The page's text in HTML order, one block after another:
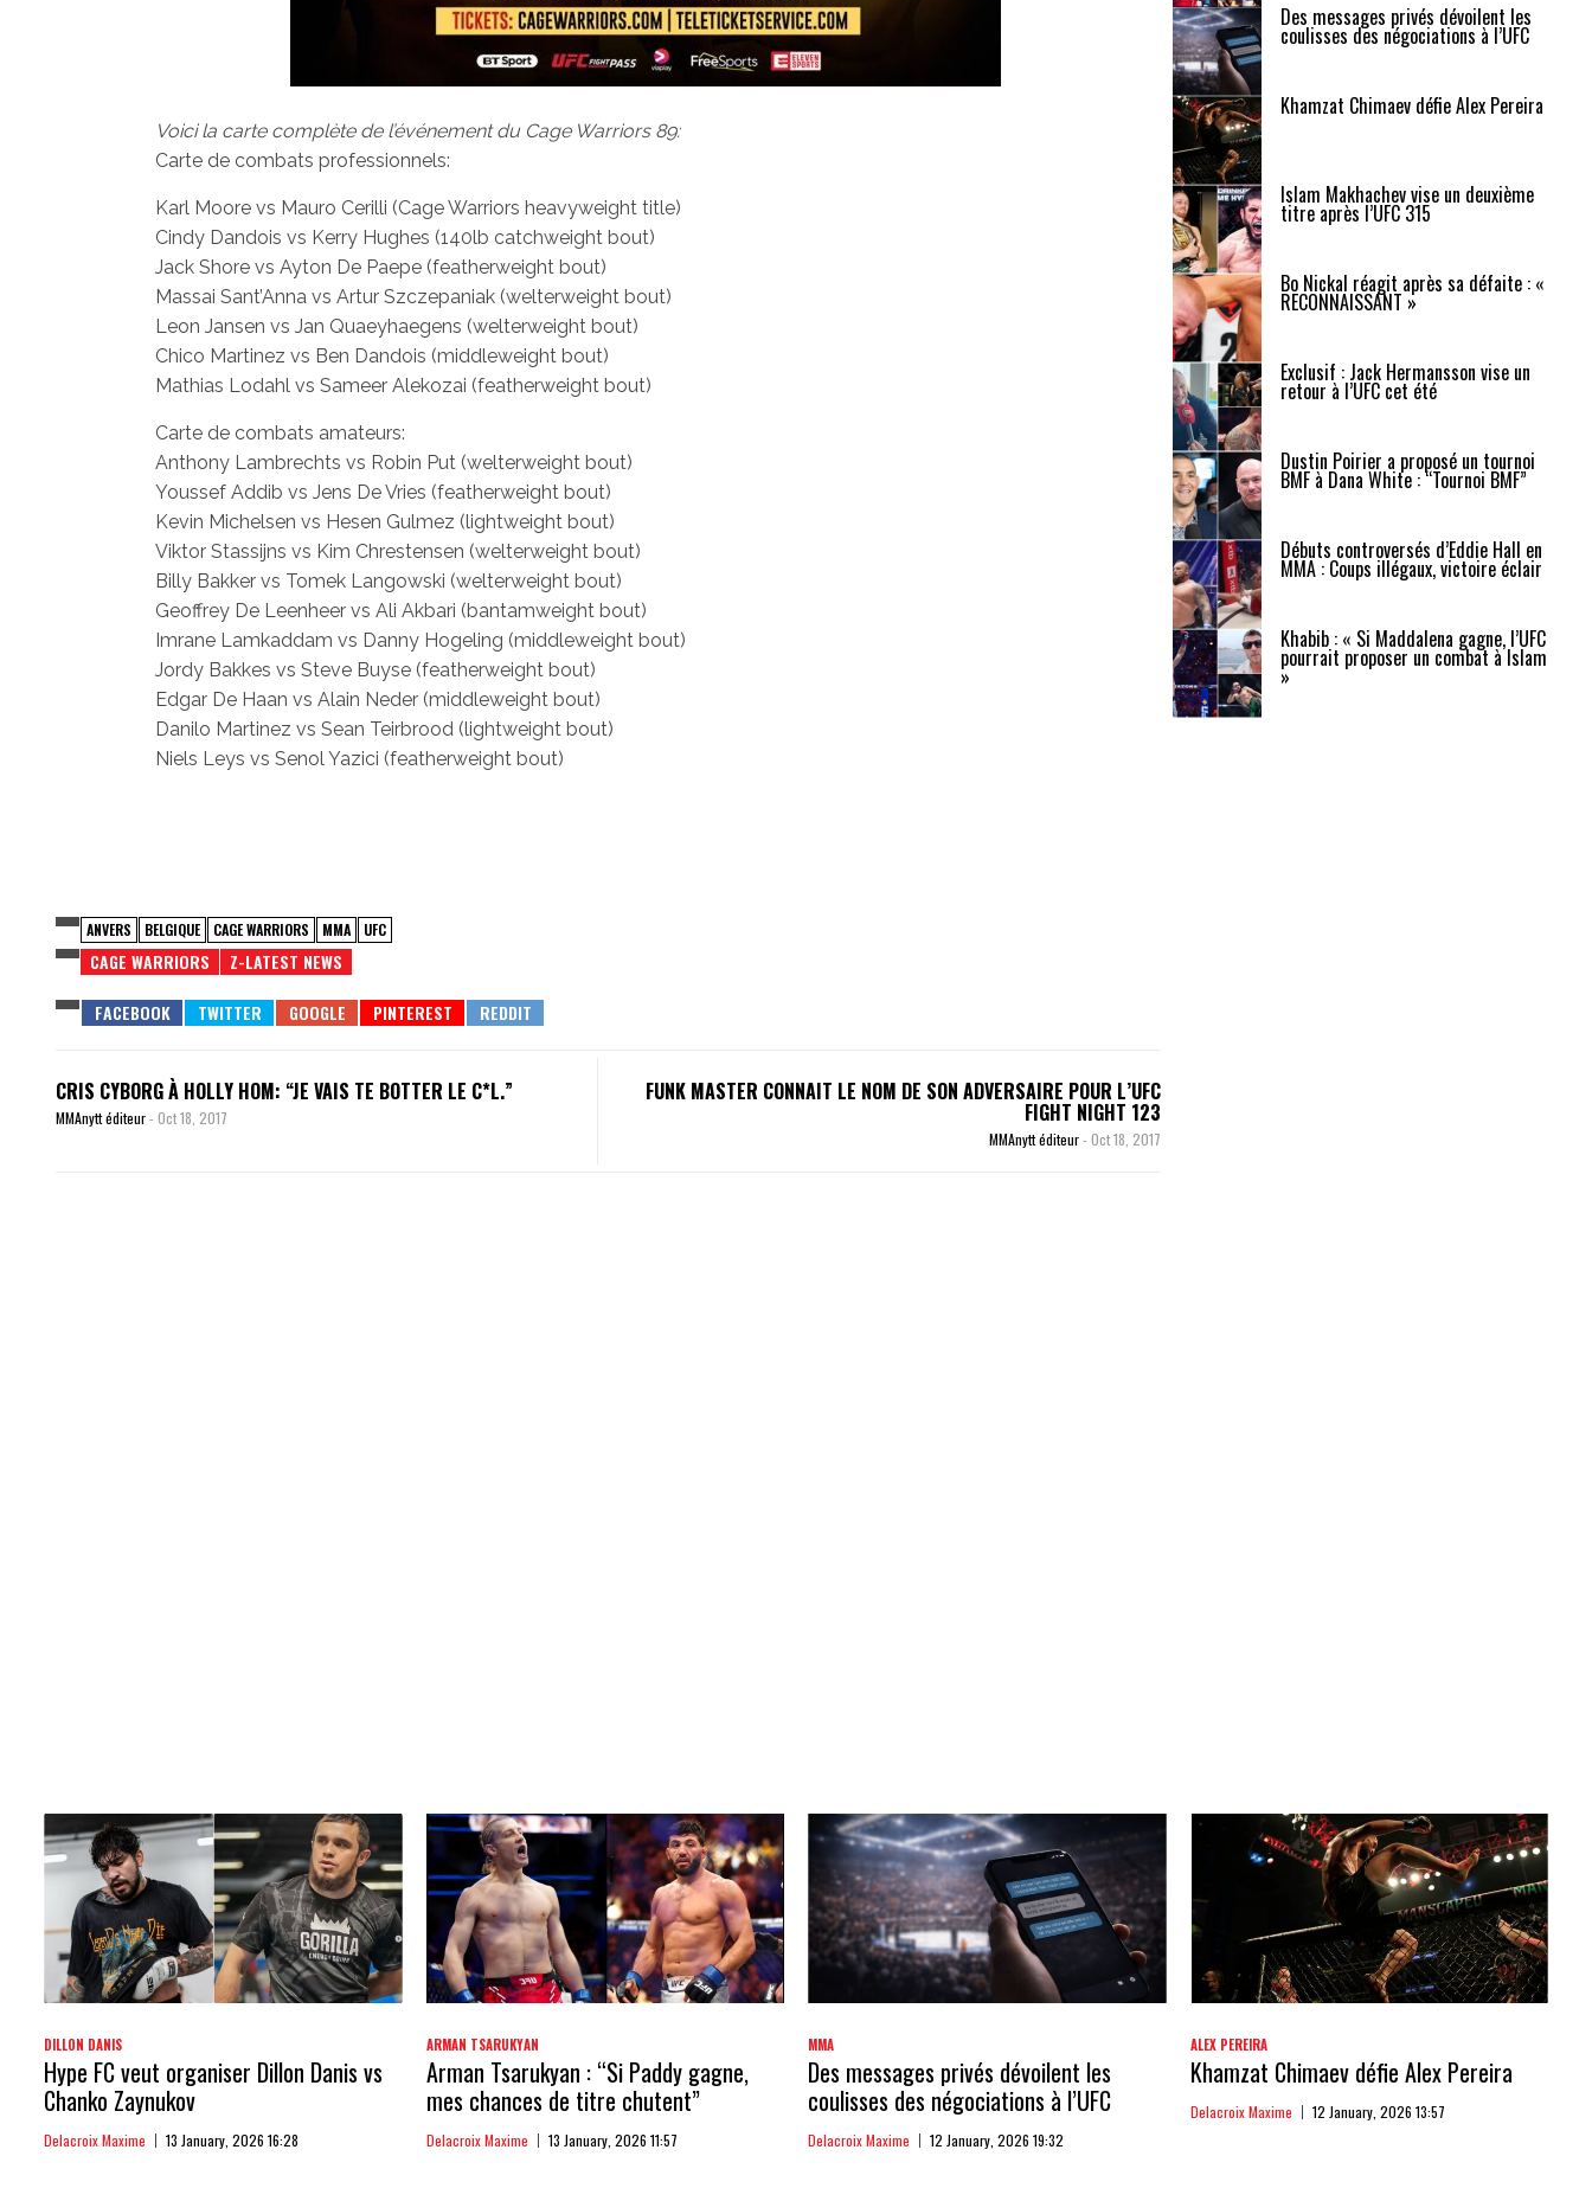
Voici la carte complète de l’événement du Cage Warriors 89:
Carte de combats professionnels:
Karl Moore vs Mauro Cerilli (Cage Warriors heavyweight title)
Cindy Dandois vs Kerry Hughes (140lb catchweight bout)
Jack Shore vs Ayton De Paepe (featherweight bout)
Massai Sant’Anna vs Artur Szczepaniak (welterweight bout)
Leon Jansen vs Jan Quaeyhaegens (welterweight bout)
Chico Martinez vs Ben Dandois (middleweight bout)
Mathias Lodahl vs Sameer Alekozai (featherweight bout)
Carte de combats amateurs:
Anthony Lambrechts vs Robin Put (welterweight bout)
Youssef Addib vs Jens De Vries (featherweight bout)
Kevin Michelsen vs Hesen Gulmez (lightweight bout)
Viktor Stassijns vs Kim Chrestensen (welterweight bout)
Billy Bakker vs Tomek Langowski (welterweight bout)
Geoffrey De Leenheer vs Ali Akbari (bantamweight bout)
Imrane Lamkaddam vs Danny Hogeling (middleweight bout)
Jordy Bakkes vs Steve Buyse (featherweight bout)
Edgar De Haan vs Alain Neder (middleweight bout)
Danilo Martinez vs Sean Teirbrood (lightweight bout)
Niels Leys vs Senol Yazici (featherweight bout)
ANVERS BELGIQUE CAGE WARRIORS MMA UFC
CAGE WARRIORS Z-LATEST NEWS
CRIS CYBORG À HOLLY HOM: “JE VAIS TE BOTTER LE C*L.”
MMAnytt éditeur- Oct 18, 2017
FUNK MASTER CONNAIT LE NOM DE SON ADVERSAIRE POUR L’UFC
FIGHT NIGHT 123
MMAnytt éditeur- Oct 18, 2017
Des messages privés dévoilent les
coulisses des négociations à l’UFC
Khamzat Chimaev défie Alex Pereira
Islam Makhachev vise un deuxième
titre après l’UFC 315
Bo Nickal réagit après sa défaite : «
RECONNAISSANT »
Exclusif : Jack Hermansson vise un
retour à l’UFC cet été
Dustin Poirier a proposé un tournoi
BMF à Dana White : “Tournoi BMF”
Débuts controversés d’Eddie Hall en
MMA : Coups illégaux, victoire éclair
Khabib : « Si Maddalena gagne, l’UFC
pourrait proposer un combat à Islam
»
DILLON DANIS
Hype FC veut organiser Dillon Danis vs
Chanko Zaynukov
Delacroix Maxime 13 January, 2026 16:28
ARMAN TSARUKYAN
Arman Tsarukyan : “Si Paddy gagne,
mes chances de titre chutent”
Delacroix Maxime 13 January, 2026 11:57
MMA
Des messages privés dévoilent les
coulisses des négociations à l’UFC
Delacroix Maxime 12 January, 2026 19:32
ALEX PEREIRA
Khamzat Chimaev défie Alex Pereira
Delacroix Maxime 12 January, 2026 13:57